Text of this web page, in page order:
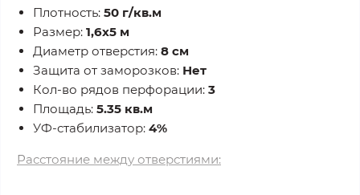
Плотность: 50 г/кв.м
Размер: 1,6х5 м
Диаметр отверстия: 8 см
Защита от заморозков: Нет
Кол-во рядов перфорации: 3
Площадь: 5.35 кв.м
УФ-стабилизатор: 4%
Расстояние между отверстиями: